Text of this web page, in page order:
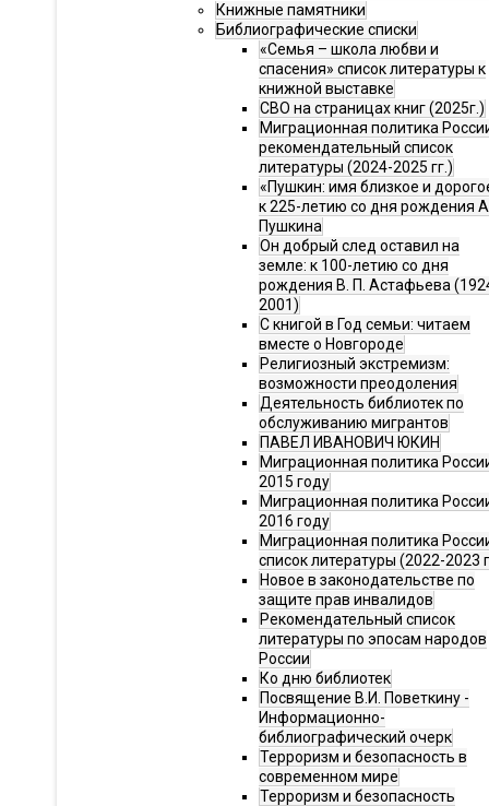
Книжные памятники
Библиографические списки
«Семья – школа любви и
спасения» список литературы к
книжной выставке
СВО на страницах книг (2025г.)
Миграционная политика
рекомендательный список
литературы (2024-2025 гг.)
«Пушкин: имя близкое и
к 225-летию со дня рождения
Пушкина
Он добрый след оставил на
земле: к 100-летию со дня
рождения В. П. Астафьева
2001)
С книгой в Год семьи: читаем
вместе о Новгороде
Религиозный экстремизм:
возможности преодоления
Деятельность библиотек по
обслуживанию мигрантов
ПАВЕЛ ИВАНОВИЧ ЮКИН
Миграционная политика
2015 году
Миграционная политика
2016 году
Миграционная политика
список литературы (2022-2023
Новое в законодательстве по
защите прав инвалидов
Рекомендательный список
литературы по эпосам народов
России
Ко дню библиотек
Посвящение В.И. Поветкину -
Информационно-
библиографический очерк
Терроризм и безопасность в
современном мире
Терроризм и безопасность